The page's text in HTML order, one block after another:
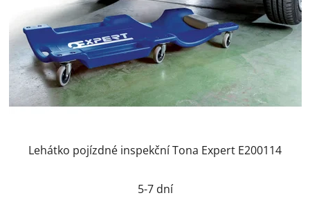
Lehátko pojízdné inspekční Tona Expert E200114
5-7 dní